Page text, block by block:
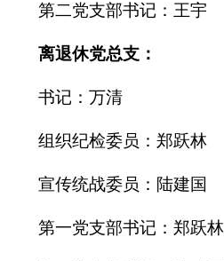
第二党支部书记：王宇
离退休党总支：
书记：万清
组织纪检委员：郑跃林
宣传统战委员：陆建国
第一党支部书记：郑跃林